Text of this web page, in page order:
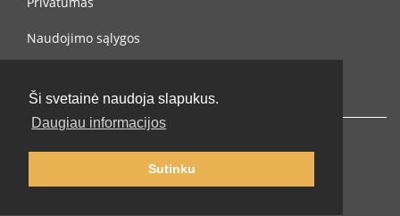
Ši svetainė naudoja slapukus.
Daugiau informacijos
Sutinku
Naudojimo sąlygos
© 2002-2026 lernu.net |Impressum